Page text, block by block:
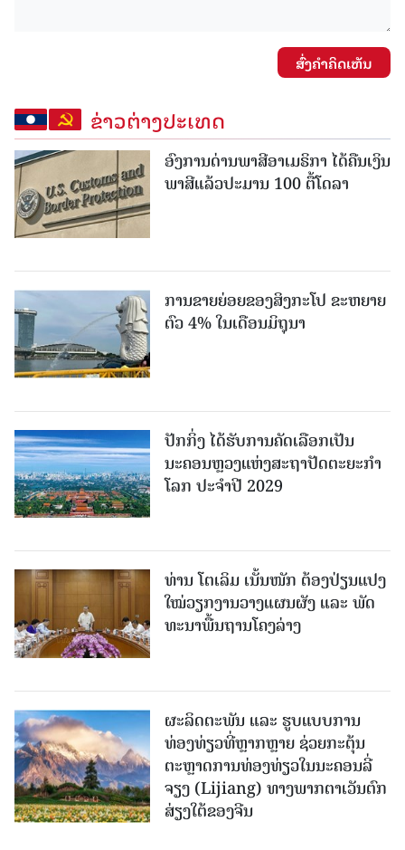
ສົ່ງຄໍາຄິດເຫັນ
ຂ່າວຕ່າງປະເທດ
ອົງການດ່ານພາສີອາເມຣິກາ ໄດ້ຄືນເງິນ
ພາສີແລ້ວປະມານ 100 ຕື້ໂດລາ
ການຂາຍຍ່ອຍຂອງສິງກະໂປ ຂະຫຍາຍ
ຕົວ 4% ໃນເດືອນມິຖຸນາ
ປັກກິ່ງ ໄດ້ຮັບການຄັດເລືອກເປັນ
ນະຄອນຫຼວງແຫ່ງສະຖາປັດຕະຍະກຳ
ໂລກ ປະຈຳປີ 2029
ທ່ານ ໂຕ​ເລິມ ເນັ້ນໜັກ ຕ້ອງ​ປ່ຽນ​ແປງ​
ໃໝ່​ວຽກ​ງານ​ວາງ​ແຜນ​ຜັງ ແລະ ​ພັດ​
ທະ​ນາ​ພື້ນ​ຖານ​ໂຄງ​ລ່າງ
ຜະລິດຕະພັນ ແລະ ຮູບແບບການ
ທ່ອງທ່ຽວທີ່ຫຼາກຫຼາຍ ຊ່ວຍກະຕຸ້ນ
ຕະຫຼາດການທ່ອງທ່ຽວໃນນະຄອນລີ່
ຈຽງ (Lijiang) ທາງພາກຕາເວັນຕົກ
ສ່ຽງໃຕ້ຂອງຈີນ